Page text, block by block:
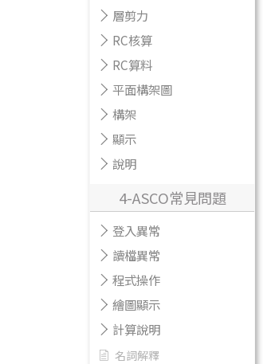
層剪力
RC核算
RC算料
平面構架圖
構架
顯示
說明
4-ASCO常見問題
登入異常
讀檔異常
程式操作
繪圖顯示
計算說明
名詞解釋